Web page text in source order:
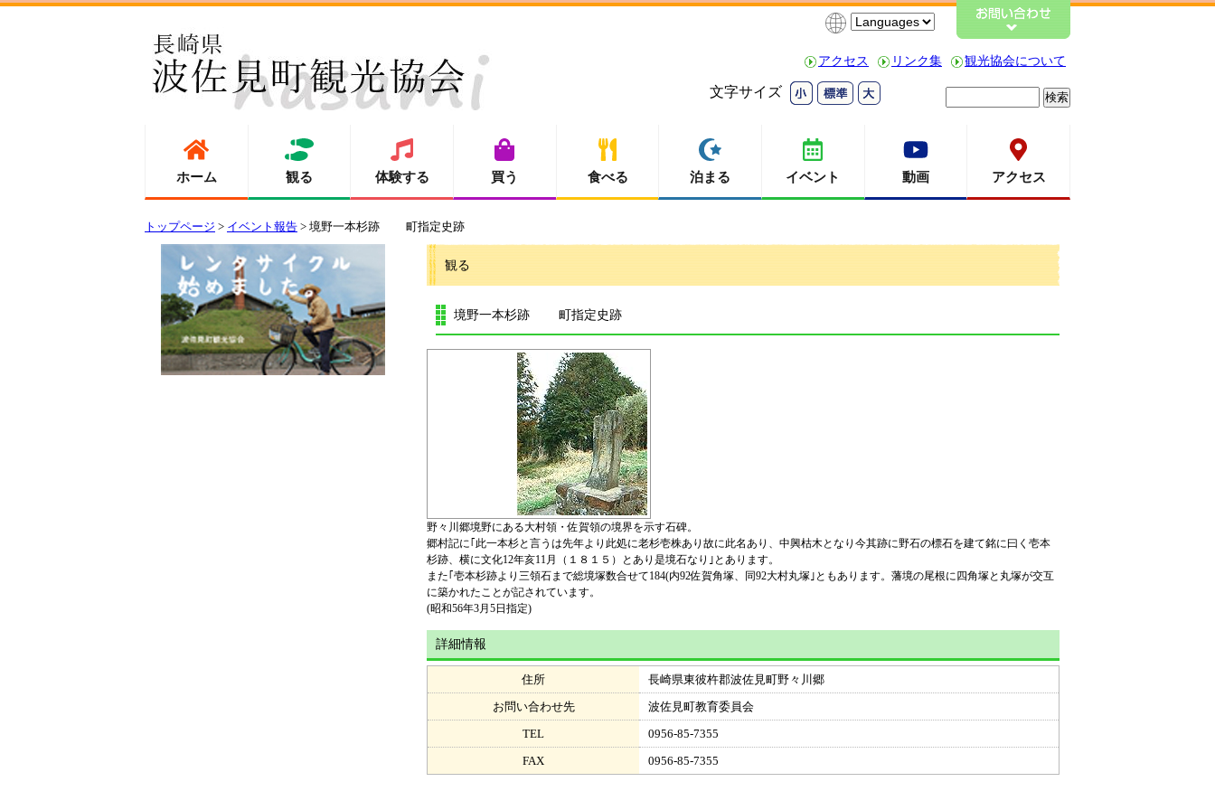
観光協会について
リンク集
アクセス
文字サイズ
ホーム 観る 体験する 買う 食べる 泊まる イベント 動画 アクセス
トップページ > イベント報告 > 境野一本杉跡 町指定史跡
観る
境野一本杉跡 町指定史跡
野々川郷境野にある大村領・佐賀領の境界を示す石碑。
郷村記に｢此一本杉と言うは先年より此処に老杉壱株あり故に此名あり、中興枯木となり今其跡に野石の標石を建て銘に曰く壱本
杉跡、横に文化12年亥11月（１８１５）とあり是境石なり｣とあります。
また｢壱本杉跡より三領石まで総境塚数合せて184(内92佐賀角塚、同92大村丸塚｣ともあります。藩境の尾根に四角塚と丸塚が交互
に築かれたことが記されています。
(昭和56年3月5日指定)
詳細情報
住所
長崎県東彼杵郡波佐見町野々川郷
お問い合わせ先
波佐見町教育委員会
TEL
0956-85-7355
FAX
0956-85-7355